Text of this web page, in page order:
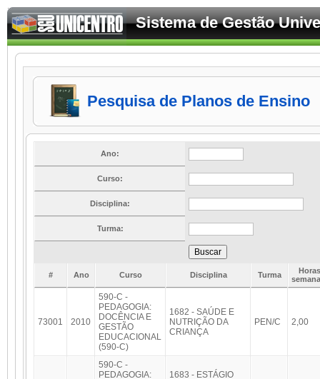
Sistema de Gestão
Pesquisa de Planos de Ensino
Ano:
Curso:
Disciplina:
Turma:
Buscar
# Ano Curso Disciplina Turma
Horas
73001 2010
590-C -
PEDAGOGIA:
DOCÊNCIA E
GESTÃO
EDUCACIONAL
(590-C)
1682 - SAÚDE E
NUTRIÇÃO DA
CRIANÇA
PEN/C 2,00
590-C -
PEDAGOGIA:
1683 - ESTÁGIO